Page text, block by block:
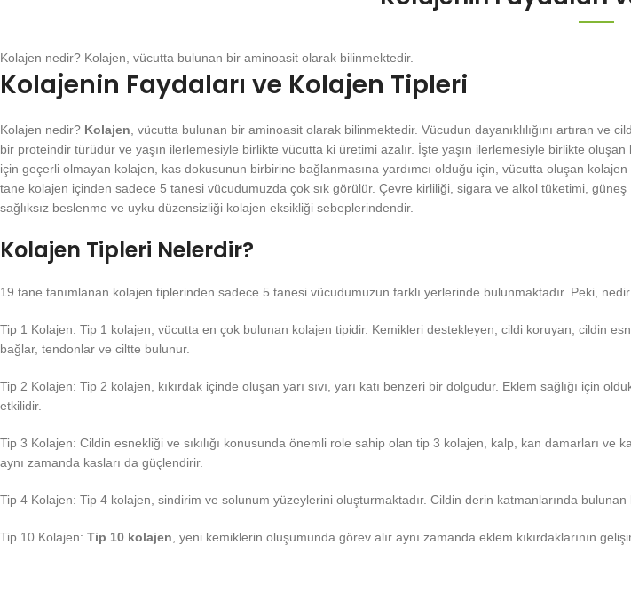
Kolajen nedir? Kolajen, vücutta bulunan bir aminoasit olarak bilinmektedir.
Kolajenin Faydaları ve Kolajen Tipleri
Kolajen nedir? Kolajen , vücutta bulunan bir aminoasit olarak bilinmektedir. Vücudun dayanıklılığını artıran
bir proteindir türüdür ve yaşın ilerlemesiyle birlikte vücutta ki üretimi azalır. İşte yaşın ilerlemesiyle birlikte oluşan
için geçerli olmayan kolajen, kas dokusunun birbirine bağlanmasına yardımcı olduğu için, vücutta oluşan
tane kolajen içinden sadece 5 tanesi vücudumuzda çok sık görülür. Çevre kirliliği, sigara ve alkol tüketimi,
sağlıksız beslenme ve uyku düzensizliği kolajen eksikliği sebeplerindendir.
Kolajen Tipleri Nelerdir?
19 tane tanımlanan kolajen tiplerinden sadece 5 tanesi vücudumuzun farklı yerlerinde bulunmaktadır. Peki,
Tip 1 Kolajen: Tip 1 kolajen, vücutta en çok bulunan kolajen tipidir. Kemikleri destekleyen, cildi koruyan, cildin
bağlar, tendonlar ve ciltte bulunur.
Tip 2 Kolajen: Tip 2 kolajen, kıkırdak içinde oluşan yarı sıvı, yarı katı benzeri bir dolgudur. Eklem sağlığı için
etkilidir.
Tip 3 Kolajen: Cildin esnekliği ve sıkılığı konusunda önemli role sahip olan tip 3 kolajen, kalp, kan damarları
aynı zamanda kasları da güçlendirir.
Tip 4 Kolajen: Tip 4 kolajen, sindirim ve solunum yüzeylerini oluşturmaktadır. Cildin derin katmanlarında
Tip 10 Kolajen: Tip 10 kolajen , yeni kemiklerin oluşumunda görev alır aynı zamanda eklem kıkırdaklarının